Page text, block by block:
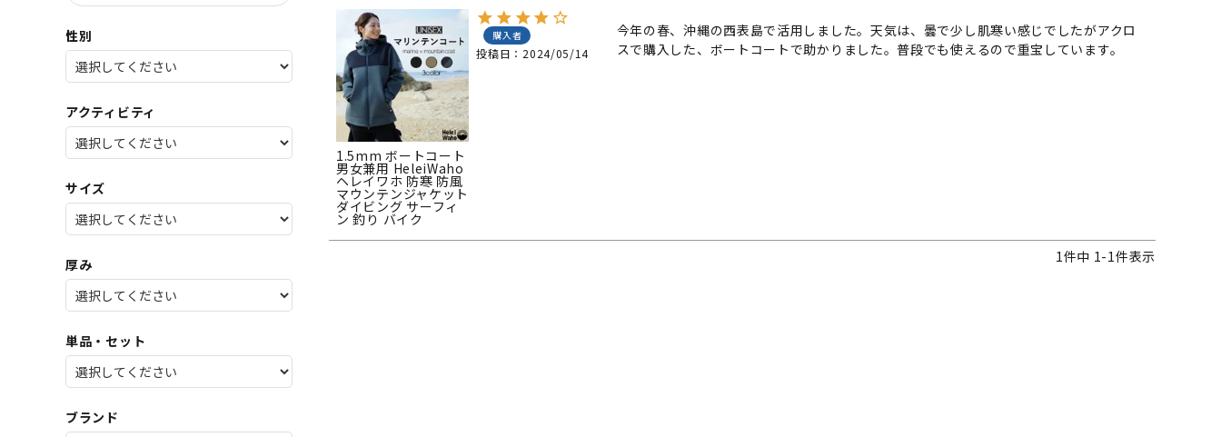
スイミング
SALE 店舗限定商品
性別
アクティビティ
サイズ
厚み
単品・セット
ブランド
1.5mm ボートコート
男女兼用 HeleiWaho
ヘレイワホ 防寒 防風
マウンテンジャケット
ダイビング サーフィ
ン 釣り バイク
購入者
投稿日 2024/05/14
今年の春、沖縄の西表島で活用しました。天気は、曇で少し肌寒い感じでしたがアクロ
1件中 1-1件表示